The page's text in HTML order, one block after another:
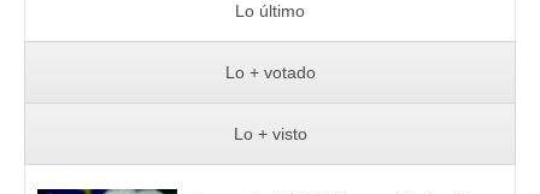
Lo último
Lo + votado
Lo + visto